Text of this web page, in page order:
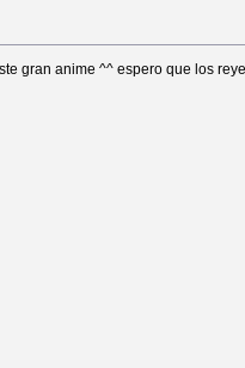
gran anime ^^ espero que los